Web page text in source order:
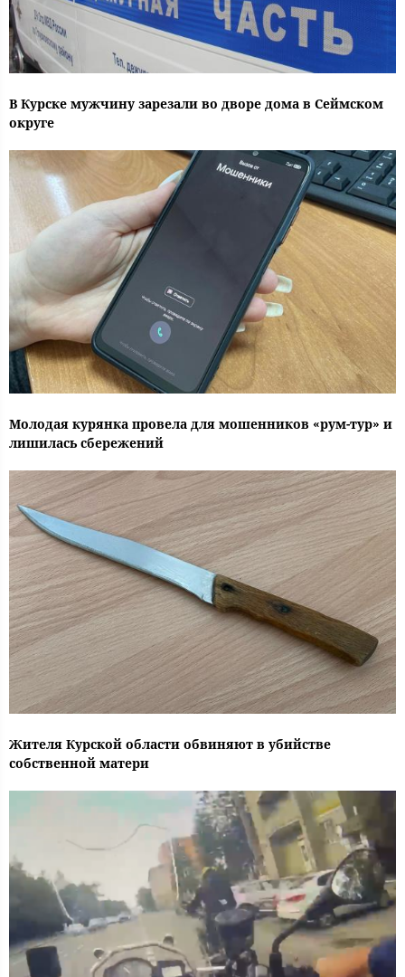
В Курске мужчину зарезали во дворе дома в Сеймском
округе
Молодая курянка провела для мошенников «рум-тур» и
лишилась сбережений
Жителя Курской области обвиняют в убийстве
собственной матери